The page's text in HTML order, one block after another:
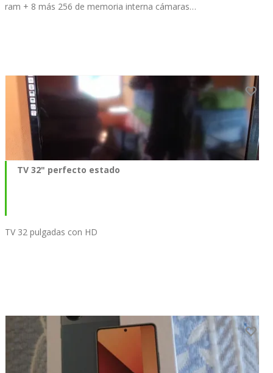
ram + 8 más 256 de memoria interna cámaras…
TV 32" perfecto estado
TV 32 pulgadas con HD